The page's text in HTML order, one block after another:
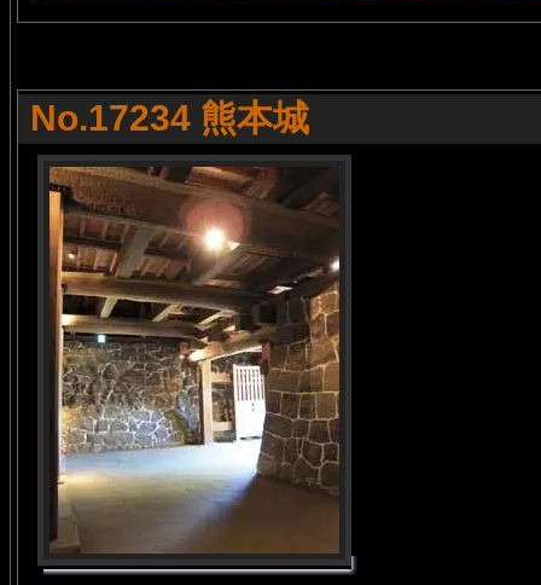
No.17234 熊本城